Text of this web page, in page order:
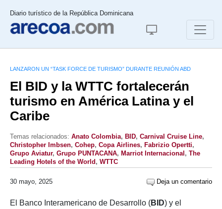
Diario turístico de la República Dominicana
LANZARON UN “TASK FORCE DE TURISMO” DURANTE REUNIÓN ABD
El BID y la WTTC fortalecerán
turismo en América Latina y el
Caribe
Temas relacionados: Anato Colombia, BID, Carnival Cruise Line,
Christopher Imbsen, Cohep, Copa Airlines, Fabrizio Opertti,
Grupo Aviatur, Grupo PUNTACANA, Marriot Internacional , The
Leading Hotels of the World , WTTC
30 mayo, 2025 Deja un comentario
El Banco Interamericano de Desarrollo (BID) y el